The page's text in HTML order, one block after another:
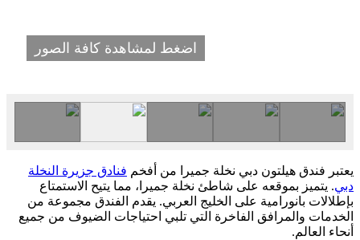
اضغط لمشاهدة كافة الصور
يعتبر فندق هيلتون دبي نخلة جميرا من أفخم فنادق جزيرة النخلة
دبي. يتميز بموقعه على شاطئ نخلة جميرا، مما يتيح الاستمتاع
بإطلالات بانورامية على الخليج العربي. يقدم الفندق مجموعة من
الخدمات والمرافق الفاخرة التي تلبي احتياجات الضيوف من جميع
أنحاء العالم.